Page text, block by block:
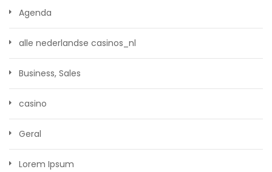
Agenda
alle nederlandse casinos_nl
Business, Sales
casino
Geral
Lorem Ipsum